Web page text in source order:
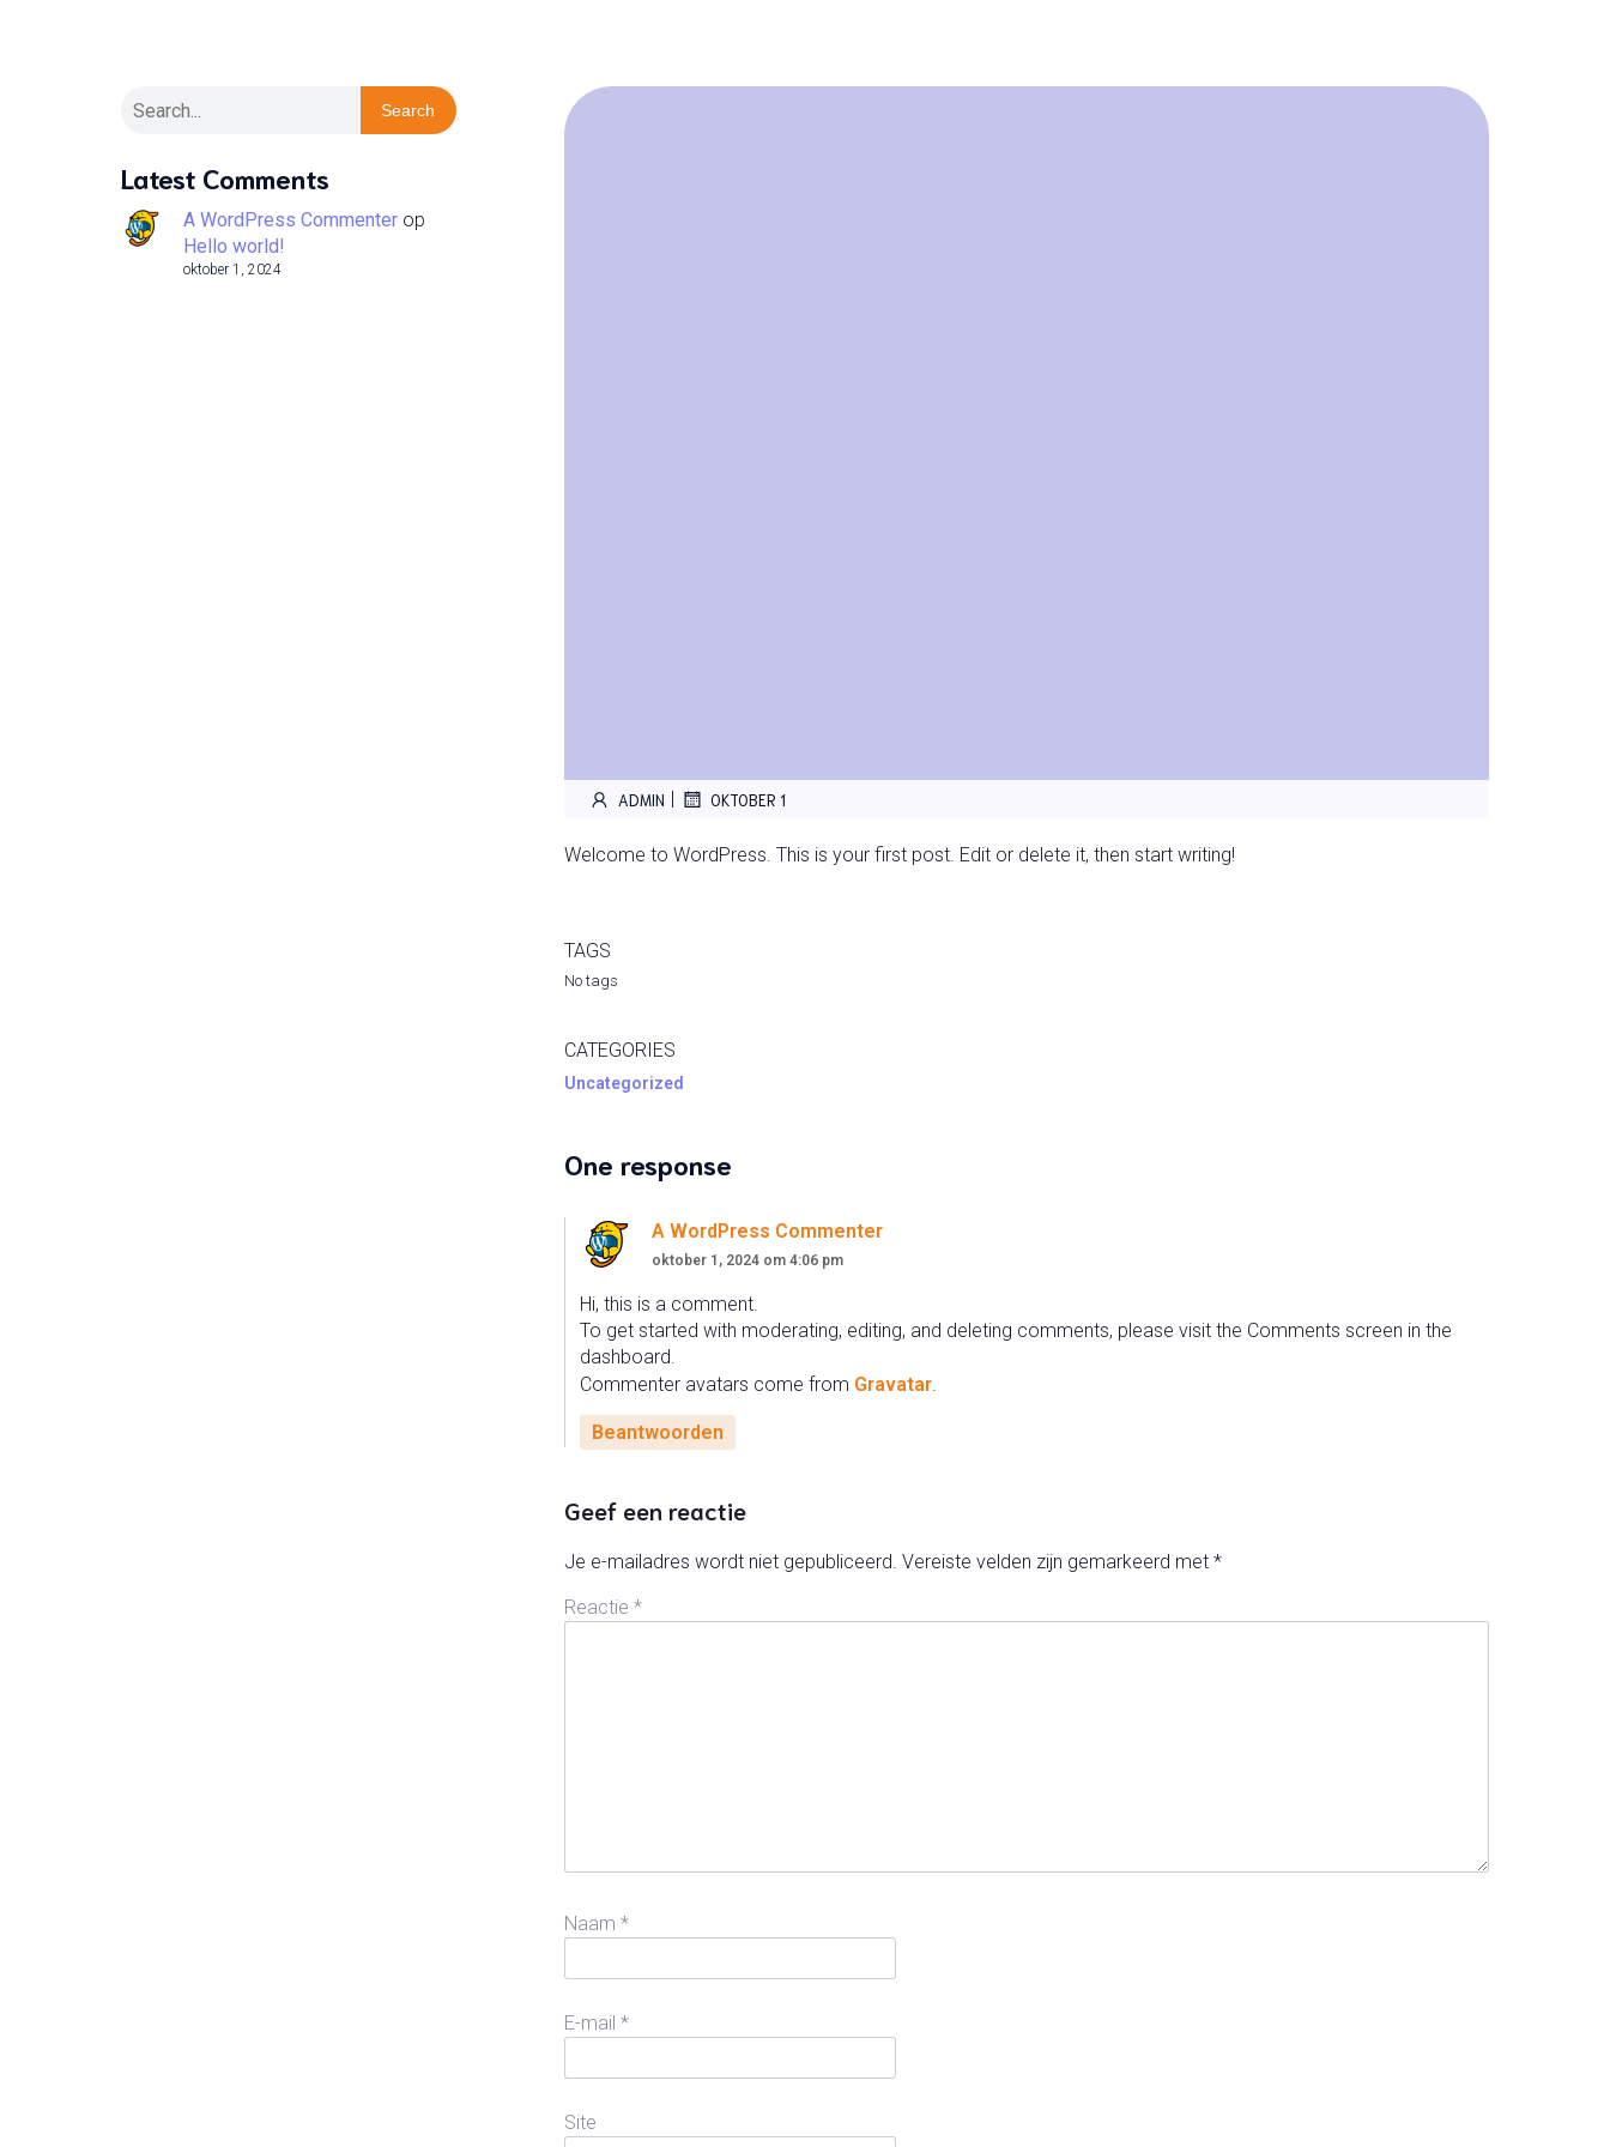
Search
Latest Comments
A WordPress Commenter op
Hello world!
oktober 1, 2024
ADMIN OKTOBER 1
Welcome to WordPress. This is your first post. Edit or delete it, then start writing!
TAGS
No tags
CATEGORIES
Uncategorized
One response
A WordPress Commenter
oktober 1, 2024 om 4:06 pm
Hi, this is a comment.
To get started with moderating, editing, and deleting comments, please visit the Comments screen in the
dashboard.
Commenter avatars come from Gravatar.
Beantwoorden
Geef een reactie
Je e-mailadres wordt niet gepubliceerd. Vereiste velden zijn gemarkeerd met *
Reactie *
Naam *
E-mail *
Site